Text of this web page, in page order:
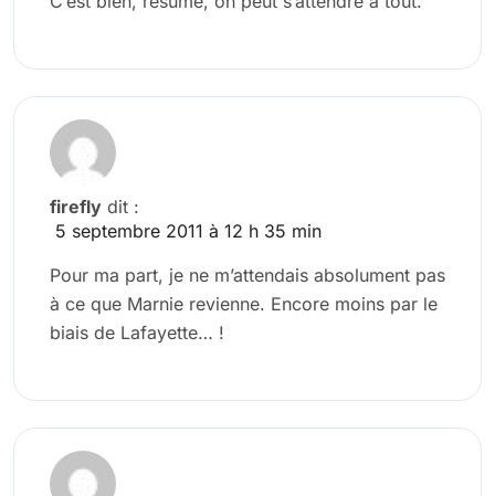
firefly dit :
5 septembre 2011 à 12 h 35 min
Pour ma part, je ne m’attendais absolument pas
à ce que Marnie revienne. Encore moins par le
biais de Lafayette… !